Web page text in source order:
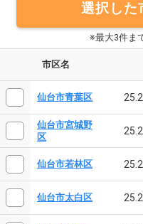
選択した
※最大3件ま
市区名
仙台市青葉区
仙台市宮城野
区
仙台市若林区
仙台市太白区